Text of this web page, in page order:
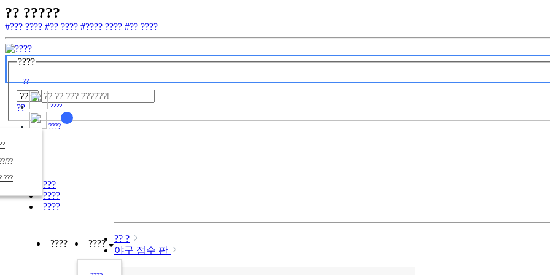
?? ?????
#??? ???? #?? ???? #???? ???? #?? ????
????
??
?? ????
??
???
????
????
???
????
????
???? ????
?? ?
야구 점수 판